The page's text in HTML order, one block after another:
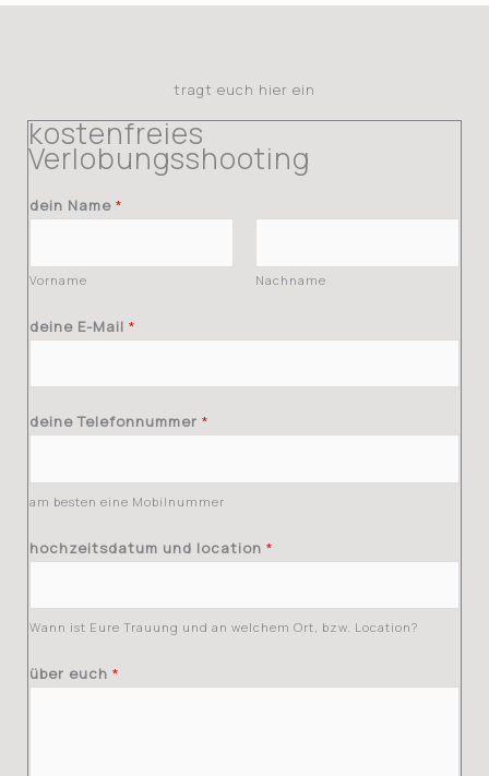
tragt euch hier ein
kostenfreies
Verlobungsshooting
e
r
c
h
ü
a
dein Name *
Vorname Nachname
deine E-Mail *
deine Telefonnummer *
am besten eine Mobilnummer
hochzeitsdatum und location *
Wann ist Eure Trauung und an welchem Ort, bzw. Location?
über euch *